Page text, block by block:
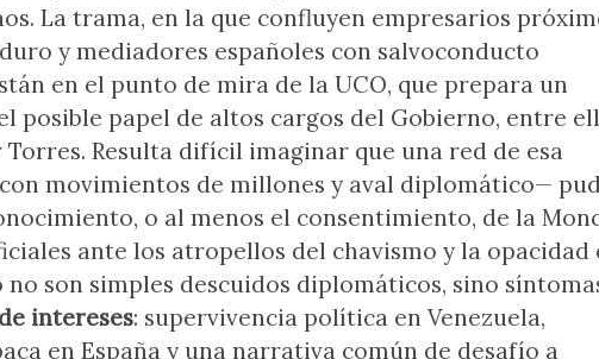
La trama, en la que confluyen empresarios
y mediadores españoles con salvoconducto
en el punto de mira de la UCO, que prepara un
posible papel de altos cargos del Gobierno, entre
Resulta difícil imaginar que una red de esa
movimientos de millones y aval diplomático—
o al menos el consentimiento, de la
ante los atropellos del chavismo y la opacidad
son simples descuidos diplomáticos, sino
intereses: supervivencia política en Venezuela,
en España y una narrativa común de desafío a